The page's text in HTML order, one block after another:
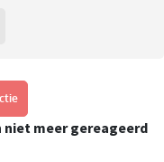
meer gereageerd